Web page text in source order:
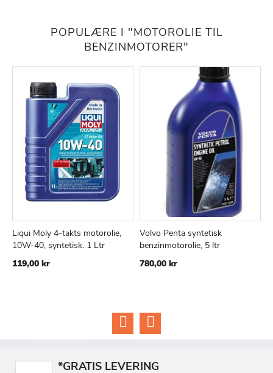
POPULÆRE I "MOTOROLIE TIL
BENZINMOTORER"
Læg i kurv
TILFØJSAMMENLIGN
Liqui Moly 4-takts motorolie,
10W-40, syntetisk. 1 Ltr
119,00 kr
Læg i kurv
Volvo Penta syntetisk
benzinmotorolie, 5 ltr
780,00 kr
*GRATIS LEVERING